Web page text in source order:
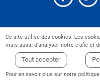
Ce site utilise des cookies. Les
mais aussi d'analyser notre trafic et
Tout accepter
Pour en savoir plus sur notre